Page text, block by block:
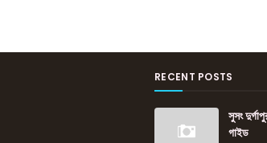
RECENT POSTS
সুসং
গাইড